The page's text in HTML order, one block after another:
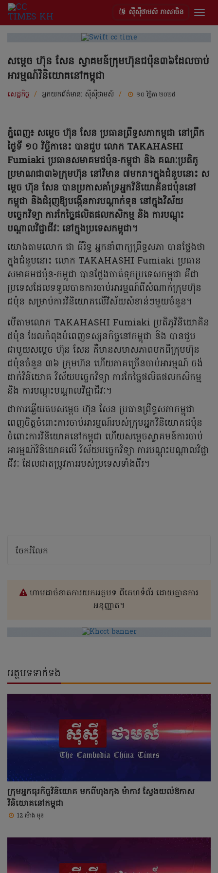
ស៊ីស៊ីថាមស៍ ភាសាចិន
សម្តេច ហ៊ុន សែន ស្វាគមន៍ក្រុមហ៊ុនជប៉ុន៣៦ដែលចាប់
អារម្មណ៍វិនិយោគនៅកម្ពុជា
សេដ្ឋកិច្ច / អ្នកយកព័ត៌មាន: ស៊ីស៊ីថាមស៍ / ១០ វិច្ឆិកា ២០២៥
ភ្នំពេញ៖ សម្តេច ហ៊ុន សែន ប្រធានព្រឹទ្ធសភាកម្ពុជា នៅព្រឹក
ថ្ងៃទី ១០ វិច្ឆិកានេះ បានជួប លោក TAKAHASHI
Fumiaki ប្រធានសមាគមជប៉ុន-កម្ពុជា និង គណៈប្រតិភូ
ប្រមាណជា៣៦ក្រុមហ៊ុន នៅវិមាន ៧មករា។ក្នុងជំនួបនោះ ស
ម្តេច ហ៊ុន សែន បានប្រកាសគាំទ្រអ្នកវិនិយោគិនជប៉ុននៅ
កម្ពុជា និងជំរុញឱ្យបង្កើន​ការ​បណ្តាក់ទុន នៅក្នុងវិស័យ
បច្ចេកវិទ្យា ការកែច្នៃផលិតផលកសិកម្ម និង ការបណ្តុះ
បណ្តាល​វិជ្ជាជីវៈ នៅក្នុងប្រទេសកម្ពុជា។
យោងតាមលោក ជា ធីរិទ្ធ អ្នកនាំពាក្យព្រឹទ្ធសភា បានថ្លែងថា
ក្នុងជំនួបនោះ លោក TAKAHASHI Fumiaki ប្រធាន
សមាគមជប៉ុន-កម្ពុជា បានថ្លែងចាត់ទុកប្រទេសកម្ពុជា គឺជា
ប្រទេសដែលទទួលបានការចាប់អារម្មណ៍ពីសំណាក់ក្រុមហ៊ុន
ជប៉ុន សម្រាប់ការវិនិយោគលើវិស័យសំខាន់ៗមួយចំនួន។
បើតាមលោក TAKAHASHI Fumiaki ប្រតិភូវិនិយោគិន
ជប៉ុន ដែលកំពុងបំពេញទស្សនកិច្ចនៅកម្ពុជា និង បានជួប
ជាមួយ​សម្តេច ហ៊ុន សែន គឺមានសមាសភាពមកពីក្រុមហ៊ុន
ជប៉ុនចំនួន ៣៦ ក្រុមហ៊ន ហើយភាគច្រើនចាប់អារម្មណ៍ ចង់
ដាក់វិនិយោគ វិស័យបច្ចេកវិទ្យា ការកែច្នៃផលិតផលកសិកម្ម
និង ការបណ្តុះបណ្តាល​វិជ្ជាជីវៈ។
ជាការឆ្លើយតបសម្តេច ហ៊ុន សែន ប្រធានព្រឹទ្ធសភាកម្ពុជា
ពេញចិត្តចំពោះការចាប់អារម្មណ៍របស់ក្រុមអ្នកវិនិយោគជប៉ុន
ចំពោះការវិនិយោគនៅកម្ពុជា ហើយសម្តេចស្វាគមន៍ការចាប់
អារម្មណ៍វិនិយោគលើ វិស័យបច្ចេកវិទ្យា ការបណ្តុះបណ្តាល​វិជ្ជា
ជីវៈ ដែលជាតម្រូវការរបស់ប្រទេសទាំងពីរ។
ចែករំលែក
ហាមដាច់ខាតការយកអត្ថបទ ពីគេហទំព័រ ដោយគ្មានការ
អនុញ្ញាត។
អត្ថបទទាក់ទង
ក្រុមអ្នកធុរកិច្ចវិនិយោគ មកពីហុងកុង ម៉ាកាវ ស្វែងយល់ឱកាស
វិនិយោគនៅកម្ពុជា
12 ម៉ោង មុន